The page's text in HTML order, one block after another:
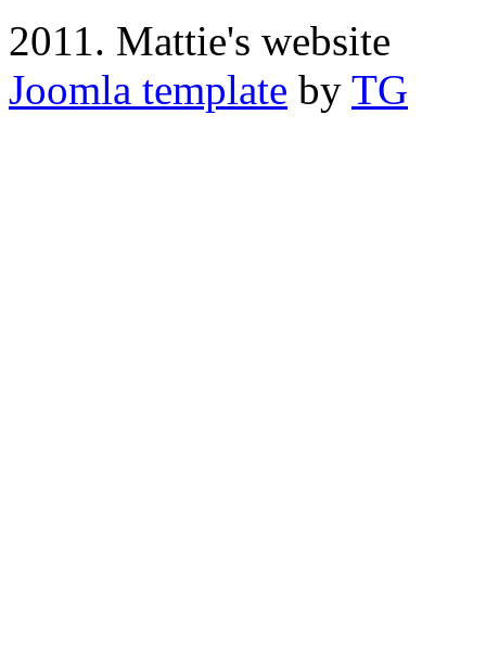
2011. Mattie's website
Joomla template by TG